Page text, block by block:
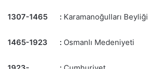
1307-1465 : Karamanoğulları Beyliği
1465-1923 : Osmanlı Medeniyeti